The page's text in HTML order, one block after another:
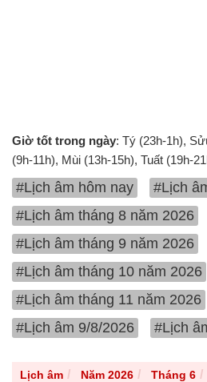
Giờ tốt trong ngày: Tý (23h-1h),
(9h-11h), Mùi (13h-15h), Tuất (19h-
#Lịch âm hôm nay
#Lịch
#Lịch âm tháng 8 năm 2026
#Lịch âm tháng 9 năm 2026
#Lịch âm tháng 10 năm 2026
#Lịch âm tháng 11 năm 2026
#Lịch âm 9/8/2026
#Lịch
Lịch âm Năm 2026 Tháng 6